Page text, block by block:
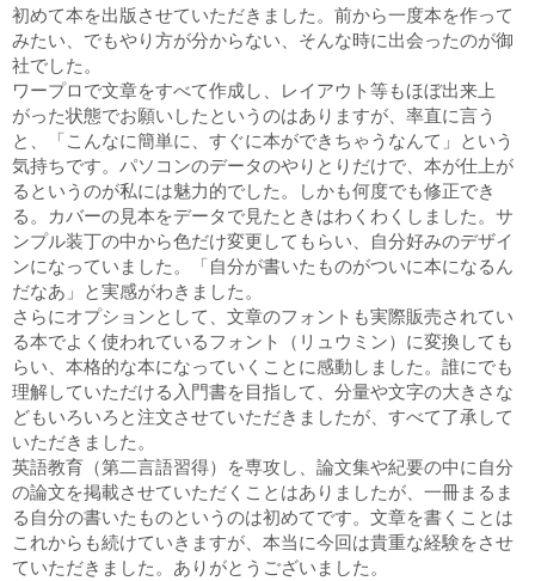
初めて本を出版させていただきました。前から一度本を作って
みたい、でもやり方が分からない、そんな時に出会ったのが御
社でした。
ワープロで文章をすべて作成し、レイアウト等もほぼ出来上
がった状態でお願いしたというのはありますが、率直に言う
と、「こんなに簡単に、すぐに本ができちゃうなんて」という
気持ちです。パソコンのデータのやりとりだけで、本が仕上が
るというのが私には魅力的でした。しかも何度でも修正でき
る。カバーの見本をデータで見たときはわくわくしました。サ
ンプル装丁の中から色だけ変更してもらい、自分好みのデザイ
ンになっていました。「自分が書いたものがついに本になるん
だなあ」と実感がわきました。
さらにオプションとして、文章のフォントも実際販売されてい
る本でよく使われているフォント（リュウミン）に変換しても
らい、本格的な本になっていくことに感動しました。誰にでも
理解していただける入門書を目指して、分量や文字の大きさな
どもいろいろと注文させていただきましたが、すべて了承して
いただきました。
英語教育（第二言語習得）を専攻し、論文集や紀要の中に自分
の論文を掲載させていただくことはありましたが、一冊まるま
る自分の書いたものというのは初めてです。文章を書くことは
これからも続けていきますが、本当に今回は貴重な経験をさせ
ていただきました。ありがとうございました。